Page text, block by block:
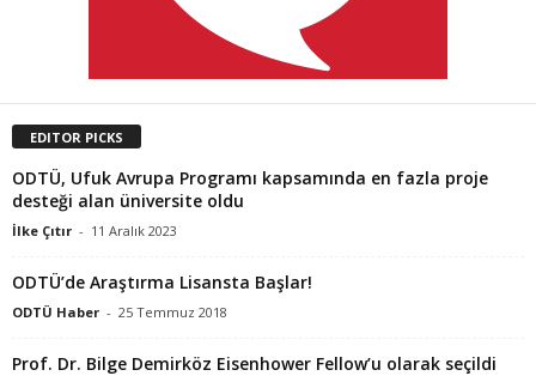
EDITOR PICKS
ODTÜ, Ufuk Avrupa Programı kapsamında en fazla proje
desteği alan üniversite oldu
İlke Çıtır - 11 Aralık 2023
ODTÜ’de Araştırma Lisansta Başlar!
ODTÜ Haber - 25 Temmuz 2018
Prof. Dr. Bilge Demirköz Eisenhower Fellow’u olarak seçildi